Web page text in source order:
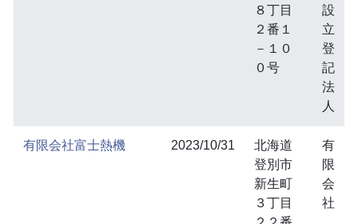
８丁目
２番１
－１０
０号
設
立
登
記
法
人
有限会社富士熱機 2023/10/31
北海道
登別市
新生町
３丁目
有
限
会
社